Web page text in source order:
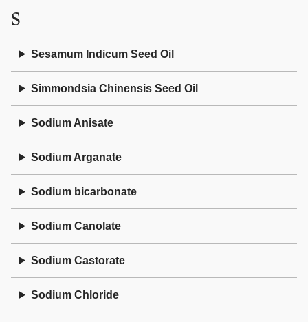
S
Sesamum Indicum Seed Oil
Simmondsia Chinensis Seed Oil
Sodium Anisate
Sodium Arganate
Sodium bicarbonate
Sodium Canolate
Sodium Castorate
Sodium Chloride